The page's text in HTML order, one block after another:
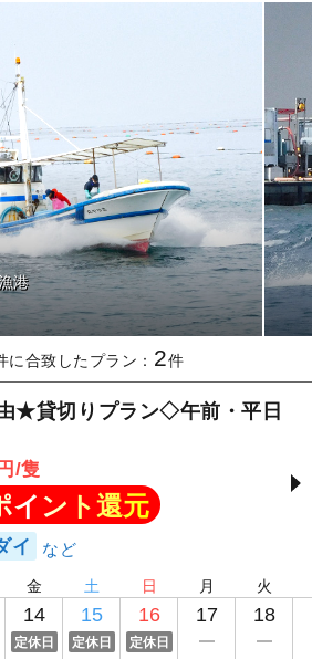
港
に合致したプラン： 2件
★貸切りプラン◇午前・平日
円/隻
イント還元
イ
金
14
定休日
土
15
定休日
日
16
定休日
月
17
火
18